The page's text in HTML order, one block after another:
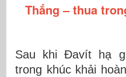
Thắng – thua
Sau khi Đavít hạ
trong khúc khải